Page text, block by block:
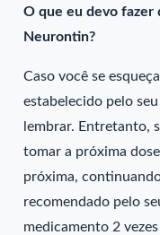
O que eu devo fazer
Neurontin?
Caso você se
estabelecido pelo
lembrar. Entretanto,
tomar a próxima
próxima,
recomendado pelo
medicamento 2